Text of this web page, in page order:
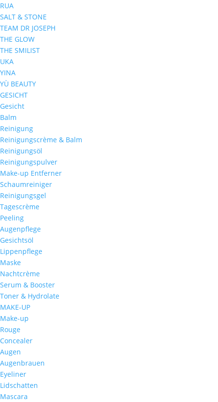
RUA
SALT & STONE
TEAM DR JOSEPH
THE GLOW
THE SMILIST
UKA
YINA
YÙ BEAUTY
GESICHT
Gesicht
Balm
Reinigung
Reinigungscrème & Balm
Reinigungsöl
Reinigungspulver
Make-up Entferner
Schaumreiniger
Reinigungsgel
Tagescrème
Peeling
Augenpflege
Gesichtsöl
Lippenpflege
Maske
Nachtcrème
Serum & Booster
Toner & Hydrolate
MAKE-UP
Make-up
Rouge
Concealer
Augen
Augenbrauen
Eyeliner
Lidschatten
Mascara